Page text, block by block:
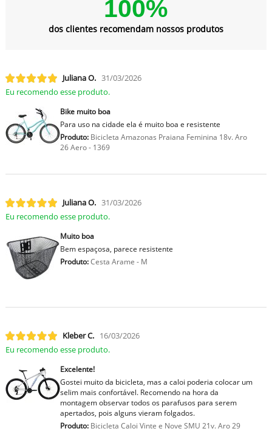
100%
dos clientes recomendam nossos produtos
Juliana O. 31/03/2026
Eu recomendo esse produto.
Bike muito boa
Para uso na cidade ela é muito boa e resistente
Produto:Bicicleta Amazonas Praiana Feminina 18v. Aro
26 Aero - 1369
Juliana O. 31/03/2026
Eu recomendo esse produto.
Muito boa
Bem espaçosa, parece resistente
Produto:Cesta Arame - M
Kleber C. 16/03/2026
Eu recomendo esse produto.
Excelente!
Gostei muito da bicicleta, mas a caloi poderia colocar um
selim mais confortável. Recomendo na hora da
montagem observar todos os parafusos para serem
apertados, pois alguns vieram folgados.
Produto:Bicicleta Caloi Vinte e Nove SMU 21v. Aro 29